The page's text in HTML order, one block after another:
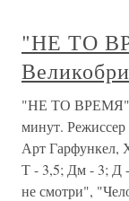
"НЕ ТО
"НЕ ТО ВРЕМЯ"
минут. Режиссер
Арт Гарфункел,
Т - 3,5; Дм - 3; Д
не смотри",